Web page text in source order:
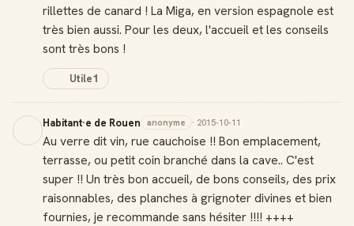
rillettes de canard ! La Miga, en version espagnole est
très bien aussi. Pour les deux, l'accueil et les conseils
sont très bons !
Utile1
Habitant·e de Rouen anonyme · 2015-10-11
Au verre dit vin, rue cauchoise !! Bon emplacement,
terrasse, ou petit coin branché dans la cave.. C'est
super !! Un très bon accueil, de bons conseils, des prix
raisonnables, des planches à grignoter divines et bien
fournies, je recommande sans hésiter !!!! ++++